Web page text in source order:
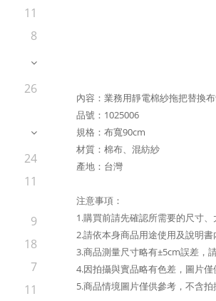
11
8
26
24
11
9
18
7
11
內容：業務用靜電棉紗拖把替換
品號：1025006
規格：布寬90cm
材質：棉布、混紡紗
產地：台灣
注意事項：
1.購買前請先確認所需要的尺寸、
2.請依本身商品用途使用及說明書
3.商品測量尺寸略有±5cm誤差，
4.因拍攝與實品略有色差，圖片僅
5.商品情境圖片僅供參考，不含